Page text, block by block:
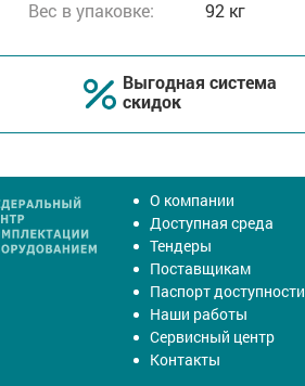
Вес в упаковке:
92 кг
Выгодная система
скидок
О компании
Доступная среда
Тендеры
Поставщикам
Паспорт доступности
Наши работы
Сервисный центр
Контакты